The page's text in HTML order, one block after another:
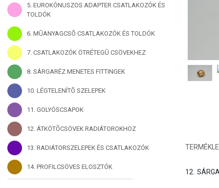
5. EUROKÓNUSZOS ADAPTER CSATLAKOZÓK ÉS
TOLDÓK
6. MÛANYAGCSÕ CSATLAKOZÓK ÉS TOLDÓK
7. CSATLAKOZÓK ÖTRÉTEGÛ CSÖVEKHEZ
8. SÁRGARÉZ MENETES FITTINGEK
10. LÉGTELENÍTÕ SZELEPEK
11. GOLYÓSCSAPOK
12. ÁTKÖTÕCSÖVEK RADIÁTOROKHOZ
13. RADIÁTORSZELEPEK ÉS CSATLAKOZÓK
14. PROFILCSÖVES ELOSZTÓK
12.	SÁRGARÉZ MENETES FITTINGEK, CSAPHOSSZABBÍTÓK